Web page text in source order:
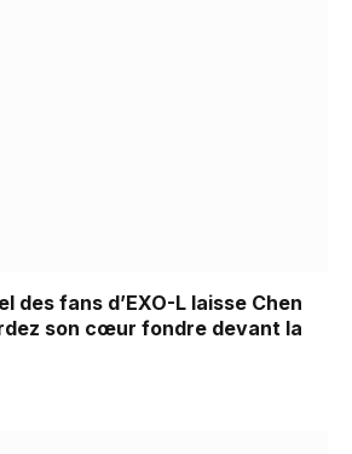
des fans d’EXO-L laisse Chen
son cœur fondre devant la